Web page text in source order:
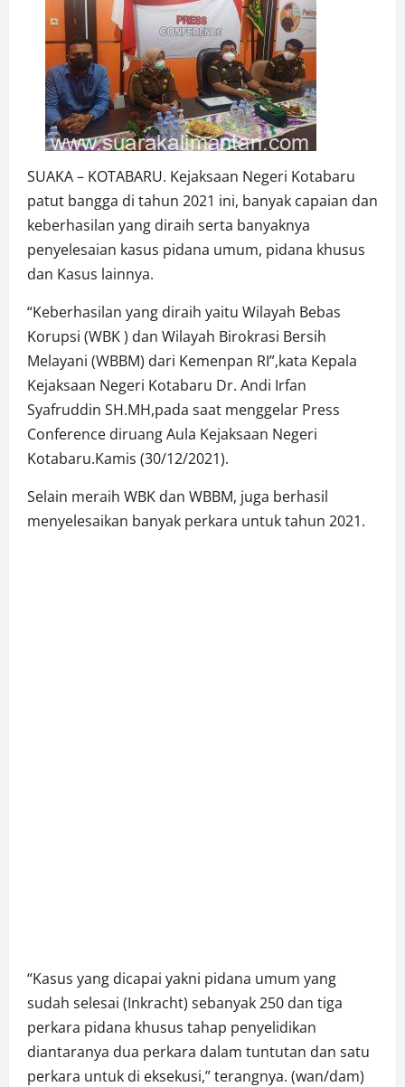
SUAKA – KOTABARU. Kejaksaan Negeri Kotabaru
patut bangga di tahun 2021 ini, banyak capaian dan
keberhasilan yang diraih serta banyaknya
penyelesaian kasus pidana umum, pidana khusus
dan Kasus lainnya.
“Keberhasilan yang diraih yaitu Wilayah Bebas
Korupsi (WBK ) dan Wilayah Birokrasi Bersih
Melayani (WBBM) dari Kemenpan RI”,kata Kepala
Kejaksaan Negeri Kotabaru Dr. Andi Irfan
Syafruddin SH.MH,pada saat menggelar Press
Conference diruang Aula Kejaksaan Negeri
Kotabaru.Kamis (30/12/2021).
Selain meraih WBK dan WBBM, juga berhasil
menyelesaikan banyak perkara untuk tahun 2021.
“Kasus yang dicapai yakni pidana umum yang
sudah selesai (Inkracht) sebanyak 250 dan tiga
perkara pidana khusus tahap penyelidikan
diantaranya dua perkara dalam tuntutan dan satu
perkara untuk di eksekusi,” terangnya. (wan/dam)